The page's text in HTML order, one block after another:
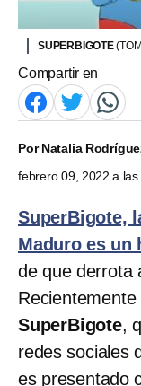
SUPERBIGOTE
Compartir en
PorNatalia
febrero 09, 2022 a
SuperBigote,
Maduro es un
de que derrota
SuperBigote,
redes sociales
es presentado